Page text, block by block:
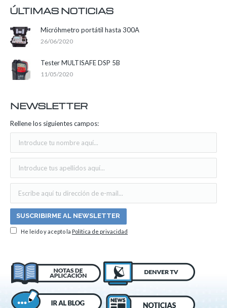
ÚLTIMAS NOTICIAS
Micróhmetro portátil hasta 300A
26/06/2020
Tester MULTISAFE DSP 5B
11/05/2020
NEWSLETTER
Rellene los siguientes campos:
He leído y acepto la Política de privacidad